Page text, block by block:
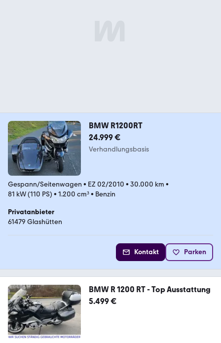
BMW R1200RT
24.999 €
Verhandlungsbasis
Gespann/Seitenwagen • EZ 02/2010 • 30.000 km •
81 kW (110 PS) • 1.200 cm³• Benzin
Privatanbieter
61479 Glashütten
Kontakt Parken
BMW R 1200 RT - Top Ausstattung
5.499 €